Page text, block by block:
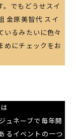
。でもどうせスイ
金原美智代 スイ
いるみたいに色々
めにチェックをお
ュネーブで毎年開
るイベントの一つ